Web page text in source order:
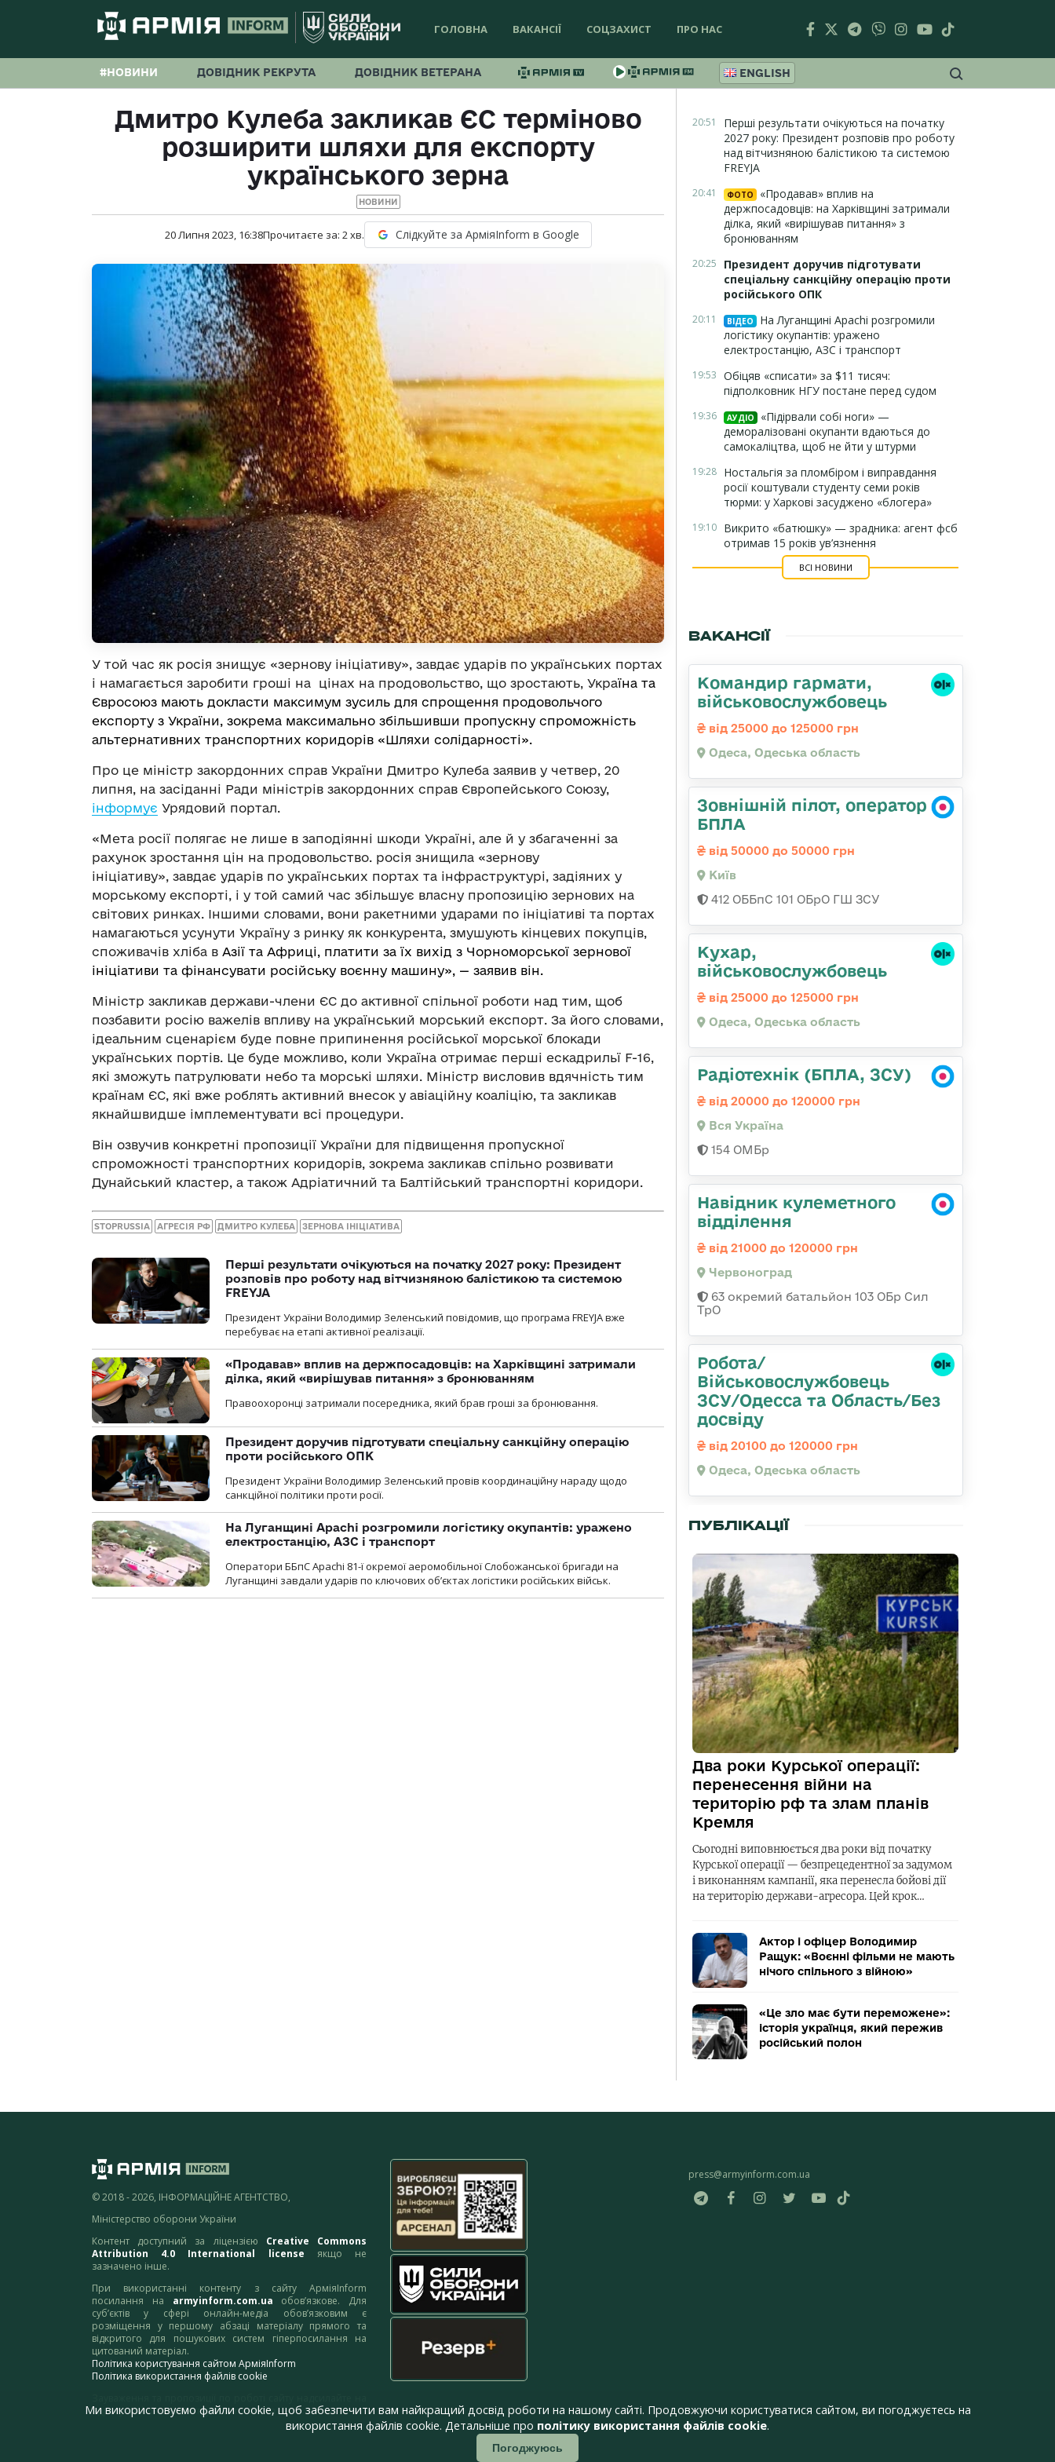
ГОЛОВНА ВАКАНСІЇ СОЦЗАХИСТ ПРО НАС
#НОВИНИ ДОВІДНИК РЕКРУТА ДОВІДНИК ВЕТЕРАНА ENGLISH
Дмитро Кулеба закликав ЄС терміново
розширити шляхи для експорту
українського зерна
НОВИНИ
20 Липня 2023, 16:38Прочитаєте за: 2хв. Слідкуйте за АрміяInform в Google
У той час як росія знищує «зернову ініціативу», завдає ударів по українських портах
і намагається заробити гроші на цінах на продовольство, що зростають, Україна та
Євросоюз мають докласти максимум зусиль для спрощення продовольчого
експорту з України, зокрема максимально збільшивши пропускну спроможність
альтернативних транспортних коридорів «Шляхи солідарності».
Про це міністр закордонних справ України Дмитро Кулеба заявив у четвер, 20
липня, на засіданні Ради міністрів закордонних справ Європейського Союзу,
інформує Урядовий портал.
«Мета росії полягає не лише в заподіянні шкоди Україні, але й у збагаченні за
рахунок зростання цін на продовольство. росія знищила «зернову
ініціативу», завдає ударів по українських портах та інфраструктурі, задіяних у
морському експорті, і у той самий час збільшує власну пропозицію зернових на
світових ринках. Іншими словами, вони ракетними ударами по ініціативі та портах
намагаються усунути Україну з ринку як конкурента, змушують кінцевих покупців,
споживачів хліба в Азії та Африці, платити за їх вихід з Чорноморської зернової
ініціативи та фінансувати російську воєнну машину», — заявив він.
Міністр закликав держави-члени ЄС до активної спільної роботи над тим, щоб
позбавити росію важелів впливу на український морський експорт. За його словами,
ідеальним сценарієм буде повне припинення російської морської блокади
українських портів. Це буде можливо, коли Україна отримає перші ескадрильї F-16,
які зможуть патрулювати небо та морські шляхи. Міністр висловив вдячність тим
країнам ЄС, які вже роблять активний внесок у авіаційну коаліцію, та закликав
якнайшвидше імплементувати всі процедури.
Він озвучив конкретні пропозиції України для підвищення пропускної
спроможності транспортних коридорів, зокрема закликав спільно розвивати
Дунайський кластер, а також Адріатичний та Балтійський транспортні коридори.
STOPRUSSIA АГРЕСІЯ РФ ДМИТРО КУЛЕБА ЗЕРНОВА ІНІЦІАТИВА
Перші результати очікуються на початку 2027 року: Президент
розповів про роботу над вітчизняною балістикою та системою
FREYJA
Президент України Володимир Зеленський повідомив, що програма FREYJA вже
перебуває на етапі активної реалізації.
«Продавав» вплив на держпосадовців: на Харківщині затримали
ділка, який «вирішував питання» з бронюванням
Правоохоронці затримали посередника, який брав гроші за бронювання.
Президент доручив підготувати спеціальну санкційну операцію
проти російського ОПК
Президент України Володимир Зеленський провів координаційну нараду щодо
санкційної політики проти росії.
На Луганщині Apachi розгромили логістику окупантів: уражено
електростанцію, АЗС і транспорт
Оператори ББпС Apachi 81-ї окремої аеромобільної Слобожанської бригади на
Луганщині завдали ударів по ключових об’єктах логістики російських військ.
20:51
Перші результати очікуються на початку
2027 року: Президент розповів про роботу
над вітчизняною балістикою та системою
FREYJA
20:41 ФОТО
«Продавав» вплив на
держпосадовців: на Харківщині затримали
ділка, який «вирішував питання» з
бронюванням
20:25
Президент доручив підготувати
спеціальну санкційну операцію проти
російського ОПК
20:11 ВІДЕО
На Луганщині Apachi розгромили
логістику окупантів: уражено
електростанцію, АЗС і транспорт
19:53 Обіцяв «списати» за $11 тисяч:
підполковник НГУ постане перед судом
19:36 АУДІО
«Підірвали собі ноги» —
деморалізовані окупанти вдаються до
самокаліцтва, щоб не йти у штурми
19:28 Ностальгія за пломбіром і виправдання
росії коштували студенту семи років
тюрми: у Харкові засуджено «блогера»
19:10 Викрито «батюшку» — зрадника: агент фсб
отримав 15 років ув’язнення
ВСІ НОВИНИ
ВАКАНСІЇ
Командир гаpмати,
військовослужбовець
від 25000 до 125000 грн
Одеса, Одеська область
Зовнішній пілот, оператор
БПЛА
від 50000 до 50000 грн
Київ
412 ОББпС 101 ОБрО ГШ ЗСУ
Кухар,
військовослужбовець
від 25000 до 125000 грн
Одеса, Одеська область
Радіотехнік (БПЛА, ЗСУ)
від 20000 до 120000 грн
Вся Україна
154 ОМБр
Навідник кулеметного
відділення
від 21000 до 120000 грн
Червоноград
63 окремий батальйон 103 ОБр Сил
ТрО
Робота/
Військовослужбовець
ЗСУ/Одесса та Область/Без
досвіду
від 20100 до 120000 грн
Одеса, Одеська область
ПУБЛІКАЦІЇ
Два роки Курської операції:
перенесення війни на
територію рф та злам планів
Кремля
Сьогодні виповнюється два роки від початку
Курської операції — безпрецедентної за задумом
і виконанням кампанії, яка перенесла бойові дії
на територію держави-агресора. Цей крок…
Актор і офіцер Володимир
Ращук: «Воєнні фільми не мають
нічого спільного з війною»
«Це зло має бути переможене»:
історія українця, який пережив
російський полон
© 2018 - 2026, ІНФОРМАЦІЙНЕ АГЕНТСТВО,
Міністерство оборони України
Контент доступний за ліцензією Creative Commons
Attribution 4.0 International license якщо не
зазначено інше.
При використанні контенту з сайту АрміяInform
посилання на armyinform.com.ua обов’язкове. Для
суб’єктів у сфері онлайн-медіа обов’язковим є
розміщення у першому абзаці матеріалу прямого та
відкритого для пошукових систем гіперпосилання на
цитований матеріал.
Політика користування сайтом АрміяInform
Політика використання файлів cookie
адресу:webmaster@armyinform.com.ua
press@armyinform.com.ua
Ми використовуємо файли cookie, щоб забезпечити вам найкращий досвід роботи на нашому сайті. Продовжуючи користуватися сайтом, ви погоджуєтесь на
використання файлів cookie. Детальніше про політику використання файлів cookie.
Погоджуюсь